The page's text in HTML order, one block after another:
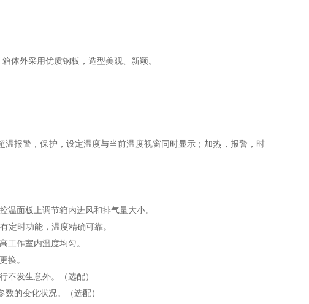
体外采用优质钢板，造型美观、新颖。
报警，保护，设定温度与当前温度视窗同时显示；加热，报警，时
温面板上调节箱内进风和排气量大小。
定时功能，温度精确可靠。
工作室内温度均匀。
换。
不发生意外。（选配）
的变化状况。（选配）